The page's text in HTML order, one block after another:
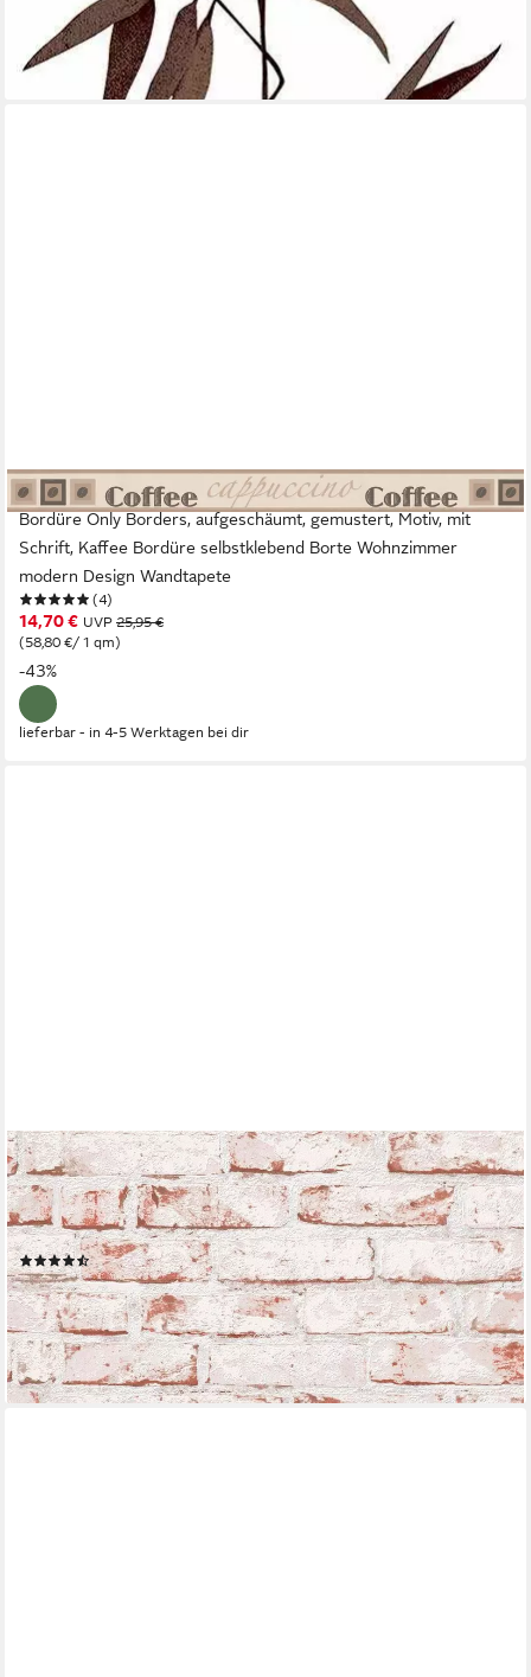
lieferbar - in 4-5 Werktagen bei dir
A.S. CRÉATION
Bordüre Only Borders, aufgeschäumt, gemustert, Motiv, mit
Schrift, Kaffee Bordüre selbstklebend Borte Wohnzimmer
modern Design Wandtapete
(4)
14,70 € UVP 25,95 €
(58,80 €/ 1 qm)
-43%
lieferbar - in 4-5 Werktagen bei dir
LIVING WALLS
Bordüre pop.up Panel 3D, leicht strukturiert, Steinoptik,
gemustert, Motiv, Backstein in Vintage Optik selbstklebend Borte
Wohnzimmer modern Optik
(7)
25,04 € UVP38,95 €
-36%
lieferbar - in 4-5 Werktagen bei dir